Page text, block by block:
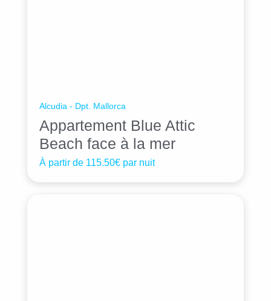
Alcudia - Dpt. Mallorca
Appartement Blue Attic
Beach face à la mer
À partir de 115.50€ par nuit